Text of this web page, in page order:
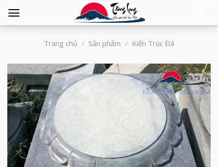
Trang chủ / Sản phẩm / Kiến Trúc Đá